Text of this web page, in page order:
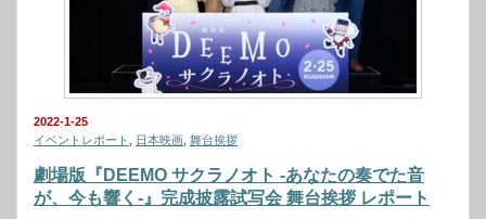
2022-1-25
イベントレポート
日本映画 舞台挨拶
劇場版『DEEMO サクラノオト -あなたの奏でた音
が、今も響く-』完成披露試写会 舞台挨拶 レポート